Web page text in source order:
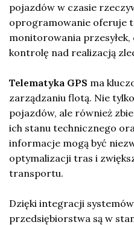
pojazdów w czasie
oprogramowanie oferuje
monitorowania przesyłek,
kontrolę nad realizacją
Telematyka GPS ma
zarządzaniu flotą. Nie
pojazdów, ale również
ich stanu technicznego
informacje mogą być
optymalizacji tras i
transportu.
Dzięki integracji systemów
przedsiębiorstwa są w